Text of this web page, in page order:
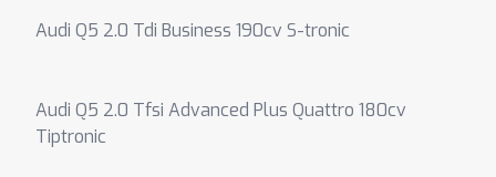
Audi Q5 2.0 Tdi Business 190cv S-tronic
Audi Q5 2.0 Tfsi Advanced Plus Quattro 180cv
Tiptronic